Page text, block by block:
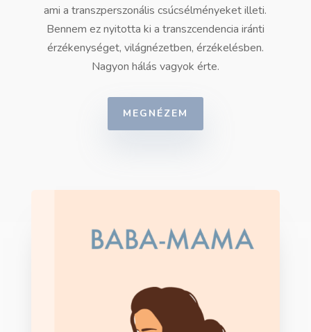
ami a transzperszonális csúcsélményeket illeti.
Bennem ez nyitotta ki a transzcendencia iránti
érzékenységet, világnézetben, érzékelésben.
Nagyon hálás vagyok érte.
MEGNÉZEM